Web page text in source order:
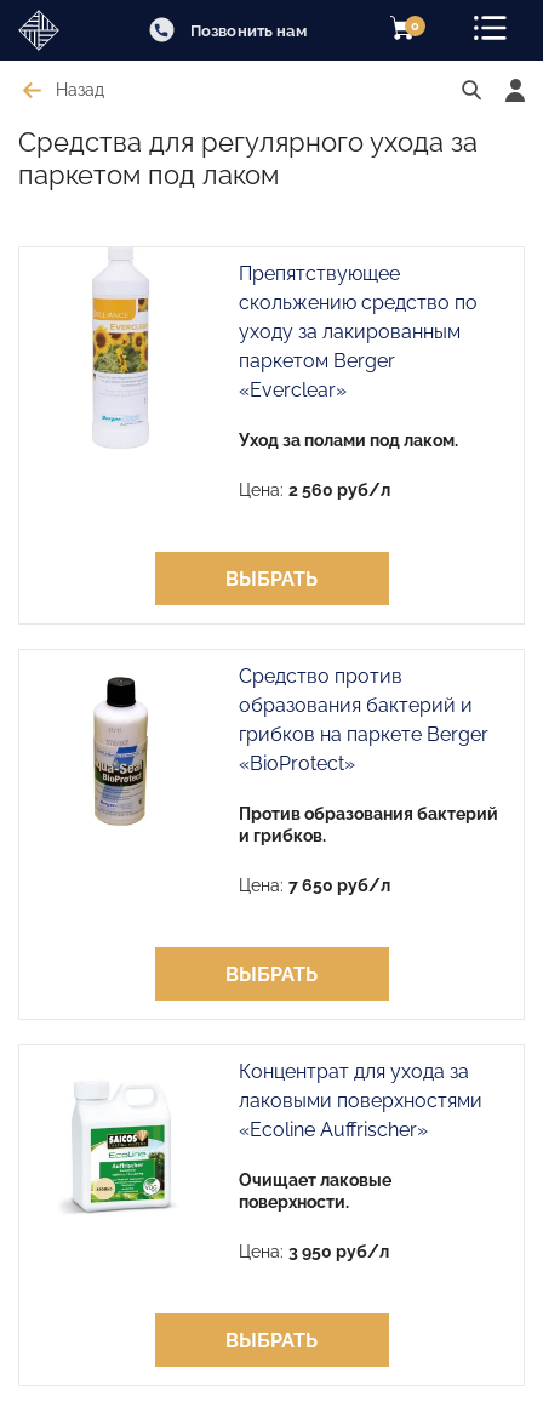
Позвонить нам 0
Назад
Средства для регулярного ухода за
паркетом под лаком
Препятствующее
скольжению средство по
уходу за лакированным
паркетом Berger
«Everclear»
Уход за полами под лаком.
Цена:2 560 руб/л
ВЫБРАТЬ
Средство против
образования бактерий и
грибков на паркете Berger
«BioProtect»
Против образования бактерий
и грибков.
Цена:7 650 руб/л
ВЫБРАТЬ
Концентрат для ухода за
лаковыми поверхностями
«Ecoline Auffrischer»
Очищает лаковые
поверхности.
Цена:3 950 руб/л
ВЫБРАТЬ